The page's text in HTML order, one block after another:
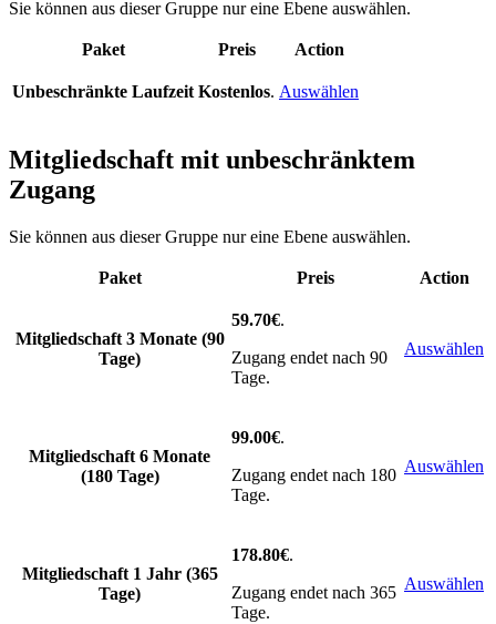
Sie können aus dieser Gruppe nur eine Ebene auswählen.
Paket Preis Action
Unbeschränkte Laufzeit Kostenlos. Auswählen
Mitgliedschaft mit unbeschränktem
Zugang
Sie können aus dieser Gruppe nur eine Ebene auswählen.
Paket Preis Action
Mitgliedschaft 3 Monate (90
Tage)
59.70€.
Zugang endet nach 90
Tage.
Auswählen
Mitgliedschaft 6 Monate
(180 Tage)
99.00€.
Zugang endet nach 180
Tage.
Auswählen
Mitgliedschaft 1 Jahr (365
Tage)
178.80€.
Zugang endet nach 365
Tage.
Auswählen